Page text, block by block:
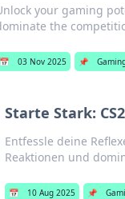
your gaming
the
📅 03 Nov 2025 📌
Starte Stark:
Entfessle deine
Reaktionen und
📅 10 Aug 2025 📌